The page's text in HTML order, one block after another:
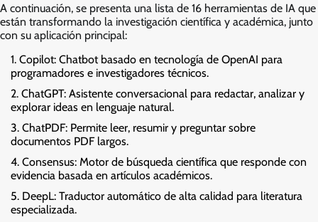
A continuación, se presenta una lista de 16 herramientas de IA que
están transformando la investigación científica y académica, junto
con su aplicación principal:
Copilot: Chatbot basado en tecnología de OpenAI para
programadores e investigadores técnicos.
ChatGPT: Asistente conversacional para redactar, analizar y
explorar ideas en lenguaje natural.
ChatPDF: Permite leer, resumir y preguntar sobre
documentos PDF largos.
Consensus: Motor de búsqueda científica que responde con
evidencia basada en artículos académicos.
DeepL: Traductor automático de alta calidad para literatura
especializada.